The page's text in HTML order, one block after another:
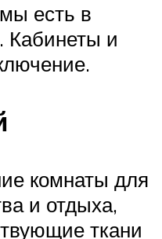
есть в
Кабинеты и
комнаты для
и отдыха,
ткани